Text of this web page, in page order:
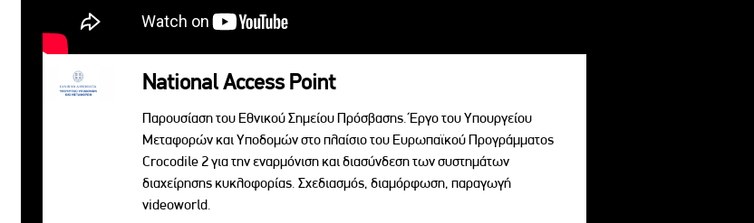
National Access Point
Παρουσίαση του Εθνικού Σημείου Πρόσβασης. Έργο του Υπουργείου
Μεταφορών και Υποδομών στο πλαίσιο του Ευρωπαϊκού Προγράμματος
Crocodile 2 για την εναρμόνιση και διασύνδεση των συστημάτων
διαχείρησης κυκλοφορίας. Σχεδιασμός, διαμόρφωση, παραγωγή
videoworld.